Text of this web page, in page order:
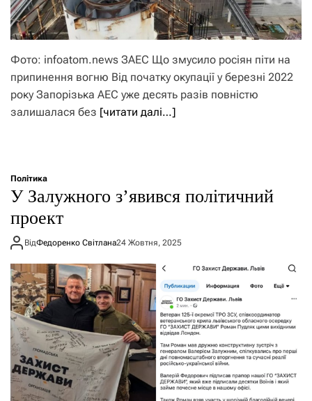
Фото: infoatom.news ЗАЕС Що змусило росіян піти на
припинення вогню Від початку окупації у березні 2022
року Запорізька АЕС уже десять разів повністю
залишалася без [читати далі…]
Політика
У Залужного з’явився політичний
проект
ВідФедоренко Світлана24 Жовтня, 2025